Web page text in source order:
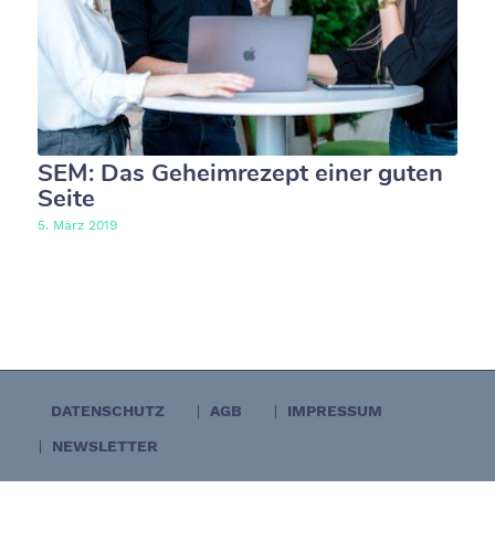
SEM: Das Geheimrezept einer guten
Seite
5. März 2019
DATENSCHUTZ AGB
IMPRESSUM
NEWSLETTER